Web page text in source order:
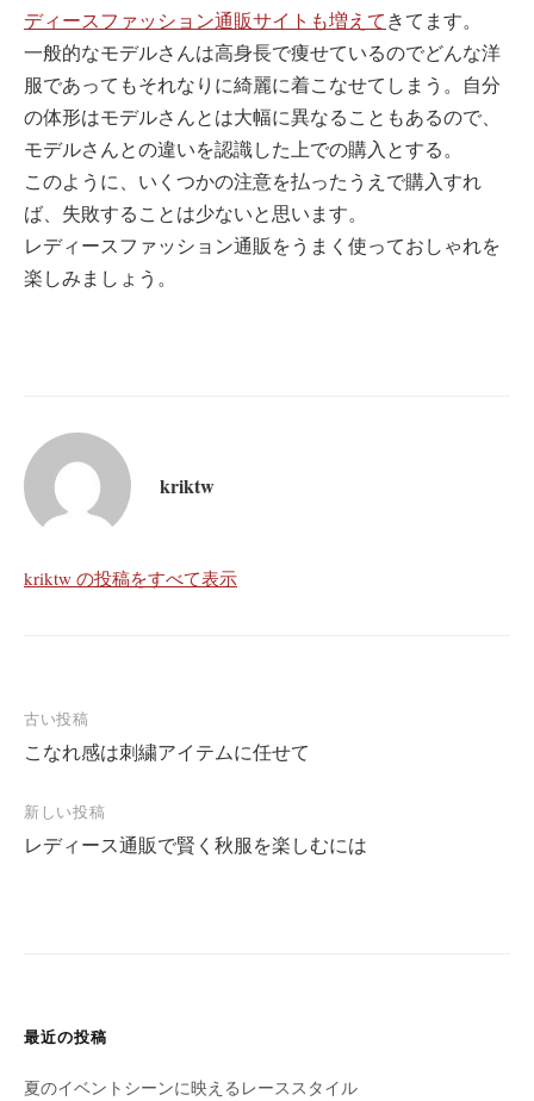
ディースファッション通販サイトも増えてきてます。
一般的なモデルさんは高身長で痩せているのでどんな洋
服であってもそれなりに綺麗に着こなせてしまう。自分
の体形はモデルさんとは大幅に異なることもあるので、
モデルさんとの違いを認識した上での購入とする。
このように、いくつかの注意を払ったうえで購入すれ
ば、失敗することは少ないと思います。
レディースファッション通販をうまく使っておしゃれを
楽しみましょう。
kriktw
kriktw の投稿をすべて表示
稿
ナ
ョ
古い投稿
こなれ感は刺繍アイテムに任せて
新しい投稿
レディース通販で賢く秋服を楽しむには
最近の投稿
夏のイベントシーンに映えるレーススタイル